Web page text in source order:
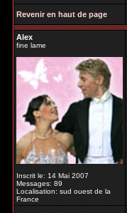
Revenir en haut de page
Alex
fine lame
Inscrit le: 14 Mai 2007
Messages: 89
Localisation: sud ouest de la
France